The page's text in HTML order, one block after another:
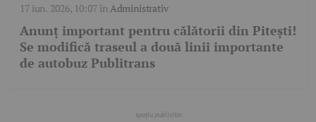
17 iun. 2026, 10:07înAdministrativ
Anunț important pentru călătorii din Pitești!
Se modifică traseul a două linii importante
de autobuz Publitrans